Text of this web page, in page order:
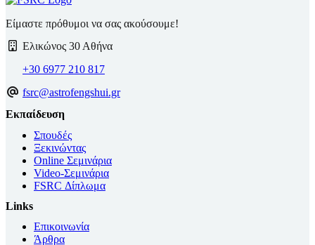
Είμαστε πρόθυμοι να σας ακούσουμε!
Ελικώνος 30 Αθήνα
+30 6977 210 817
fsrc@astrofengshui.gr
Εκπαίδευση
Σπουδές
Ξεκινώντας
Online Σεμινάρια
Video-Σεμινάρια
FSRC Δίπλωμα
Links
Επικοινωνία
Άρθρα